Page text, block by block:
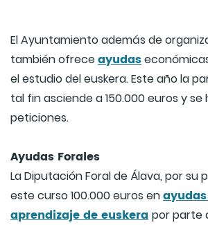
El Ayuntamiento además de
también ofreceayudas
el estudio del euskera. Este año la
tal fin asciende a 150.000 euros y
peticiones.
Ayudas Forales
La Diputación Foral de Álava, por su
este curso 100.000 euros en
aprendizaje de euskera por parte